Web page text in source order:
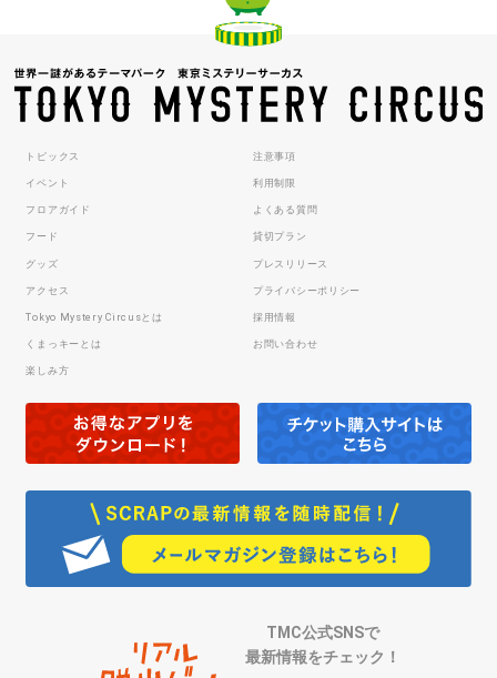
トピックス
イベント
フロアガイド
フード
グッズ
アクセス
Tokyo Mystery Circusとは
くまっキーとは
楽しみ方
注意事項
利用制限
よくある質問
貸切プラン
プレスリリース
プライバシーポリシー
採用情報
お問い合わせ
TMC公式SNSで
最新情報をチェック！